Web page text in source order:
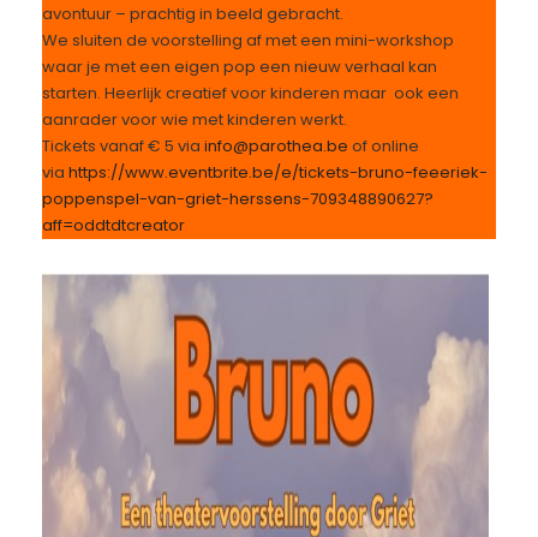
avontuur – prachtig in beeld gebracht.
We sluiten de voorstelling af met een mini-workshop
waar je met een eigen pop een nieuw verhaal kan
starten. Heerlijk creatief voor kinderen maar ook een
aanrader voor wie met kinderen werkt.
Tickets vanaf € 5 via info@parothea.be of online
via https://www.eventbrite.be/e/tickets-bruno-feeeriek-
poppenspel-van-griet-herssens-709348890627?
aff=oddtdtcreator